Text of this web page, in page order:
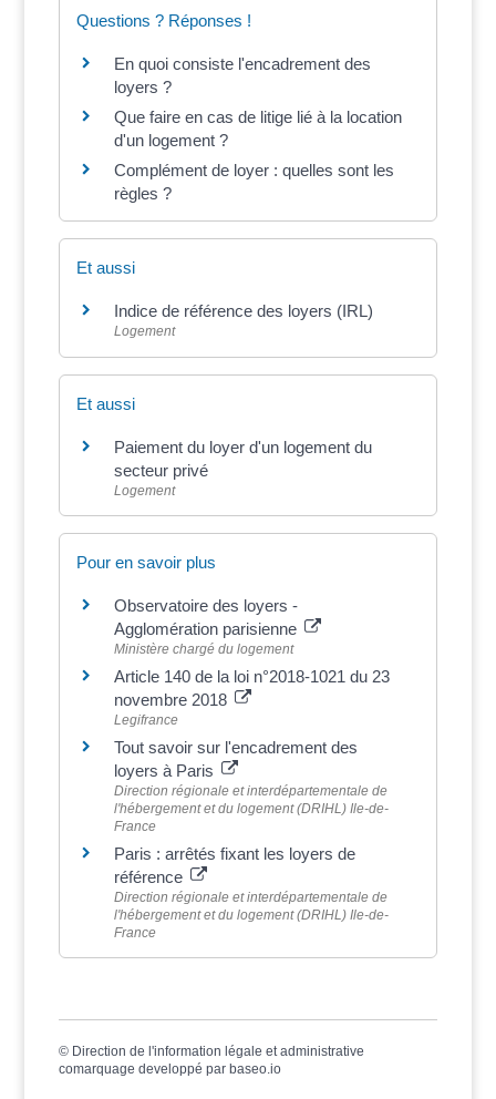
Questions ? Réponses !
En quoi consiste l'encadrement des
loyers ?
Que faire en cas de litige lié à la location
d'un logement ?
Complément de loyer : quelles sont les
règles ?
Et aussi
Indice de référence des loyers (IRL)
Logement
Et aussi
Paiement du loyer d'un logement du
secteur privé
Logement
Pour en savoir plus
Observatoire des loyers -
Agglomération parisienne
Ministère chargé du logement
Article 140 de la loi n°2018-1021 du 23
novembre 2018
Legifrance
Tout savoir sur l'encadrement des
loyers à Paris
Direction régionale et interdépartementale de
l'hébergement et du logement (DRIHL) Ile-de-
France
Paris : arrêtés fixant les loyers de
référence
Direction régionale et interdépartementale de
l'hébergement et du logement (DRIHL) Ile-de-
France
© Direction de l'information légale et administrative
comarquage developpé par baseo.io